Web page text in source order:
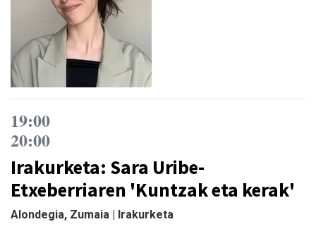
19:00
20:00
Irakurketa: Sara Uribe-
Etxeberriaren 'Kuntzak eta kerak'
Alondegia, Zumaia | Irakurketa